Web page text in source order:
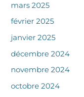
mars 2025
février 2025
janvier 2025
décembre 2024
novembre 2024
octobre 2024